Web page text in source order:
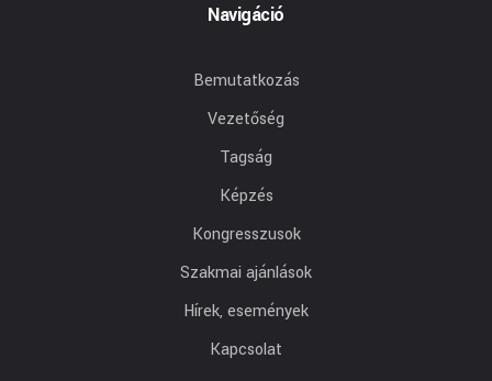
Navigáció
Bemutatkozás
Vezetőség
Tagság
Képzés
Kongresszusok
Szakmai ajánlások
Hírek, események
Kapcsolat